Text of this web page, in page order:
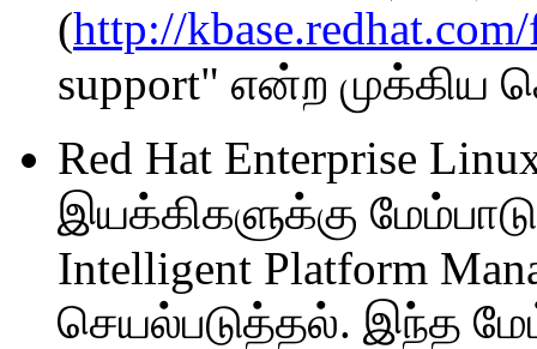
(http://
support" என்ற முக்கிய
Red Hat Enterprise
இயக்கிகளுக்கு
Intelligent Platform
செயல்படுத்தல். இந்த